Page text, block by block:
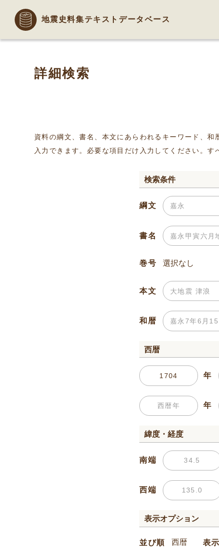
地震史料集テキストデータベース
詳細検索
資料の綱文、書名、本文にあらわれるキーワード、
入力できます。必要な項目だけ入力してください。
検索条件
綱文
書名
巻号
本文
和暦
西暦
年
年
緯度・経度
南端
西端
表示オプション
並び順 表